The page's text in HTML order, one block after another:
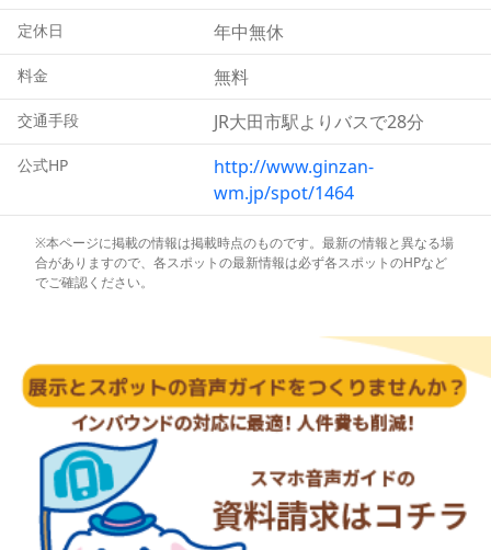
っていてこちらも重宝です。
定休日 年中無休
料金 無料
交通手段 JR大田市駅よりバスで28分
公式HP
http://www.ginzan-
wm.jp/spot/1464
※本ページに掲載の情報は掲載時点のものです。最新の情報と異なる場
合がありますので、各スポットの最新情報は必ず各スポットのHPなど
でご確認ください。